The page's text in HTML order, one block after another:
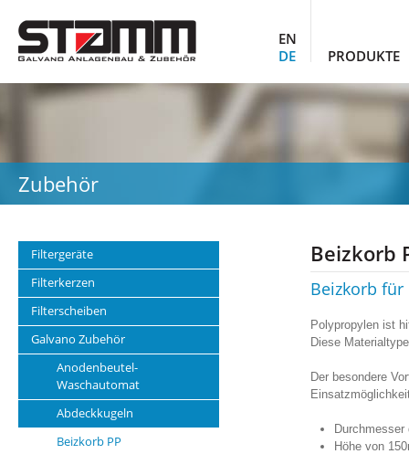
Zubehör
EN
DE
PRODUKTE
Beizkorb
Beizkorb
Polypropylen ist
Diese
Der besondere
Höhe von
Filtergeräte
Filterkerzen
Filterscheiben
Galvano Zubehör
Anodenbeutel-
Waschautomat
Abdeckkugeln
Beizkorb PP